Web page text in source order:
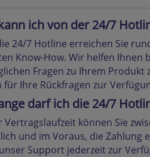
ich von der 24/7
24/7 Hotline erreichen Sie
Know-How. Wir helfen
Fragen zu Ihrem
für Ihre Rückfragen zur
darf ich die 24/7
Vertragslaufzeit können Sie
und im Voraus, die Zahlung
Support jederzeit zur